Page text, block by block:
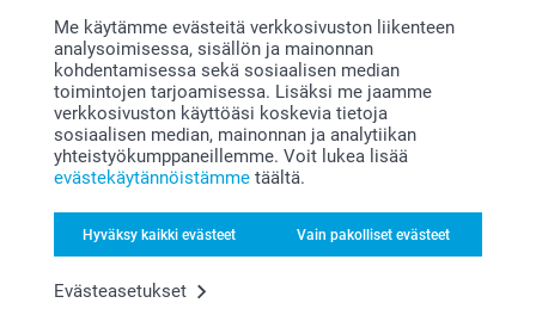
Me käytämme evästeitä verkkosivuston liikenteen
analysoimisessa, sisällön ja mainonnan
kohdentamisessa sekä sosiaalisen median
toimintojen tarjoamisessa. Lisäksi me jaamme
verkkosivuston käyttöäsi koskevia tietoja
sosiaalisen median, mainonnan ja analytiikan
yhteistyökumppaneillemme. Voit lukea lisää
evästekäytännöistämme täältä.
Hyväksy kaikki evästeet Vain pakolliset evästeet
Evästeasetukset
Tilaa uutiskirje
Kirjoita sähköpostiosoitteesi tähän
Rekisteröidy